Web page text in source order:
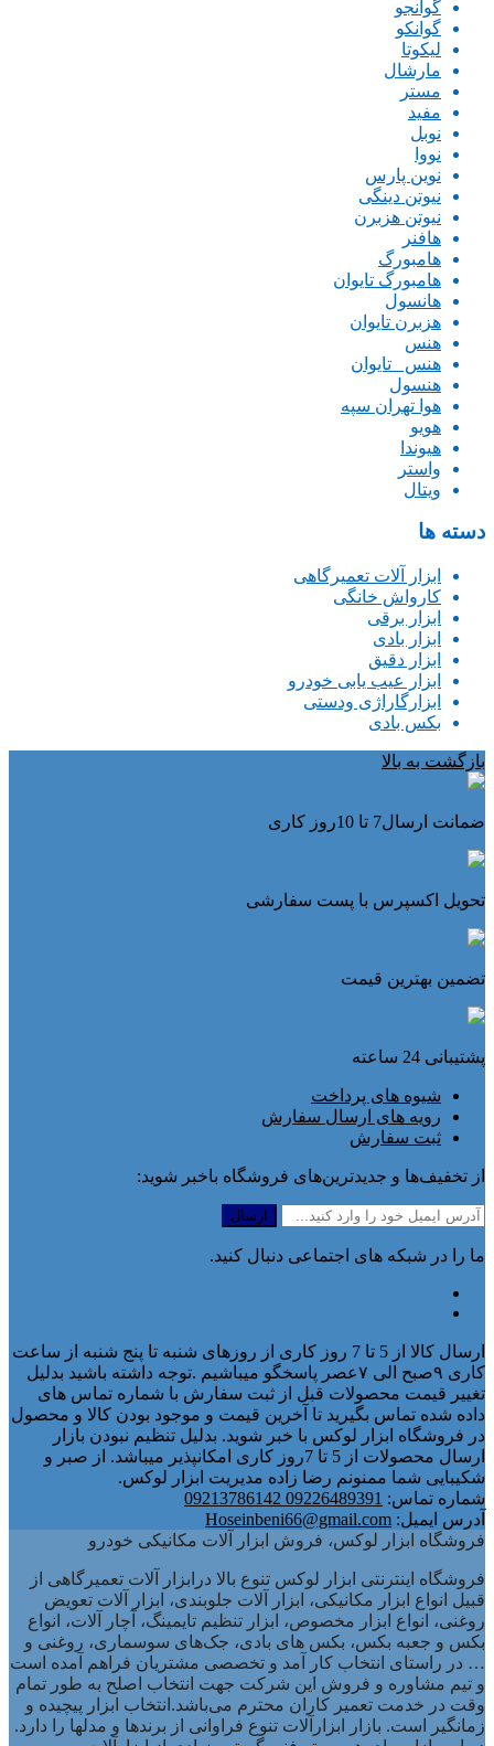
گوانجو
گوانکو
لیکوتا
مارشال
مستر
مفید
نوبل
نووا
نوین پارس
نیوتن دینگی
نیوتن هزبرن
هافنر
هامبورگ
هامبورگ تایوان
هانسول
هزبرن تایوان
هنس
هنس _تایوان
هنسول
هوا تهران سپه
هویو
هیوندا
واستر
ویتال
دسته ها
ابزار آلات تعمیرگاهی
کارواش خانگی
ابزار برقی
ابزار بادی
ابزار دقیق
ابزار عیب یابی خودرو
ابزارگاراژی ودستی
بکس بادی
بازگشت به بالا
ضمانت ارسال7 تا 10روز کاری
تحویل اکسپرس با پست سفارشی
تضمین بهترین قیمت
پشتیبانی 24 ساعته
شیوه های پرداخت
رویه های ارسال سفارش
ثبت سفارش
از تخفیف‌ها و جدیدترین‌های فروشگاه باخبر شوید:
ما را در شبکه های اجتماعی دنبال کنید.
ارسال کالا از 5 تا 7 روز کاری از روزهای شنبه تا پنج شنبه از ساعت
کاری ۹صبح الی ۷عصر پاسخگو میباشیم .توجه داشته باشید بدلیل
تغییر قیمت محصولات قبل از ثبت سفارش با شماره تماس های
داده شده تماس بگیرید تا آخرین قیمت و موجود بودن کالا و محصول
در فروشگاه ابزار لوکس با خبر شوید. بدلیل تنظیم نبودن بازار
ارسال محصولات از 5 تا 7روز کاری امکانپذیر میباشد. از صبر و
شکیبایی شما ممنونم رضا زاده مدیریت ابزار لوکس.
شماره تماس: 09226489391 09213786142
آدرس ایمیل: Hoseinbeni66@gmail.com
فروشگاه ابزار لوکس، فروش ابزار آلات مکانیکی خودرو
فروشگاه اینترنتی ابزار لوکس تنوع بالا درابزار آلات تعمیرگاهی از
قبیل انواع ابزار مکانیکی، ابزار آلات جلوبندی، ابزار آلات تعویض
روغنی، انواع ابزار مخصوص، ابزار تنظیم تایمینگ، آچار آلات، انواع
بکس و جعبه بکس، بکس های بادی، جک‌های سوسماری، روغنی و
… در راستای انتخاب کار آمد و تخصصی مشتریان فراهم آمده است
و تیم مشاوره و فروش این شرکت جهت انتخاب اصلح به طور تمام
وقت در خدمت تعمیر کاران محترم می‌باشد.انتخاب ابزار پیچیده و
زمانگیر است. بازار ابزارآلات تنوع فراوانی از برندها و مدلها را دارد.